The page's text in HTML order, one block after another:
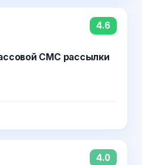
4.6
СМС рассылки
4.0